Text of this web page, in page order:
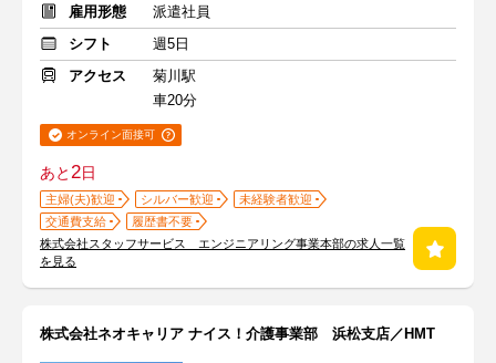
雇用形態
派遣社員
シフト
週5日
アクセス
菊川駅
車20分
オンライン面接可
あと2日
主婦(夫)歓迎 シルバー歓迎
未経験者歓迎
交通費支給
履歴書不要
株式会社スタッフサービス エンジニアリング事業本部の求人一覧
を見る
株式会社ネオキャリア ナイス！介護事業部 浜松支店／HMT